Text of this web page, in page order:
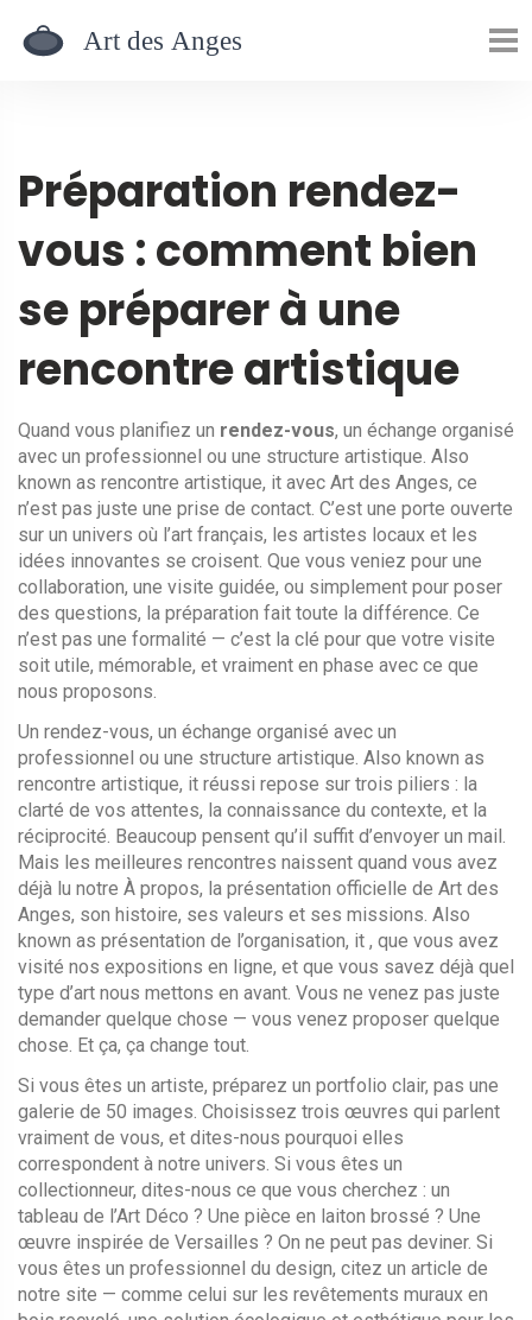
Préparation rendez-
vous : comment bien
se préparer à une
rencontre artistique
Quand vous planifiez un rendez-vous, un échange organisé
avec un professionnel ou une structure artistique. Also
known as rencontre artistique, it avec Art des Anges, ce
n’est pas juste une prise de contact. C’est une porte ouverte
sur un univers où l’art français, les artistes locaux et les
idées innovantes se croisent. Que vous veniez pour une
collaboration, une visite guidée, ou simplement pour poser
des questions, la préparation fait toute la différence. Ce
n’est pas une formalité — c’est la clé pour que votre visite
soit utile, mémorable, et vraiment en phase avec ce que
nous proposons.
Un rendez-vous, un échange organisé avec un
professionnel ou une structure artistique. Also known as
rencontre artistique, it réussi repose sur trois piliers : la
clarté de vos attentes, la connaissance du contexte, et la
réciprocité. Beaucoup pensent qu’il suffit d’envoyer un mail.
Mais les meilleures rencontres naissent quand vous avez
déjà lu notre À propos, la présentation officielle de Art des
Anges, son histoire, ses valeurs et ses missions. Also
known as présentation de l’organisation, it , que vous avez
visité nos expositions en ligne, et que vous savez déjà quel
type d’art nous mettons en avant. Vous ne venez pas juste
demander quelque chose — vous venez proposer quelque
chose. Et ça, ça change tout.
Si vous êtes un artiste, préparez un portfolio clair, pas une
galerie de 50 images. Choisissez trois œuvres qui parlent
vraiment de vous, et dites-nous pourquoi elles
correspondent à notre univers. Si vous êtes un
collectionneur, dites-nous ce que vous cherchez : un
tableau de l’Art Déco ? Une pièce en laiton brossé ? Une
œuvre inspirée de Versailles ? On ne peut pas deviner. Si
vous êtes un professionnel du design, citez un article de
notre site — comme celui sur les revêtements muraux en